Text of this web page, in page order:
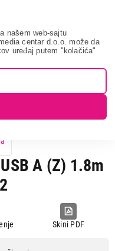
našem web-sajtu
centar d.o.o. može da
uređaj putem "kolačića"
Hama usb a (m) ...
A (Z) 1.8m
Skini PDF